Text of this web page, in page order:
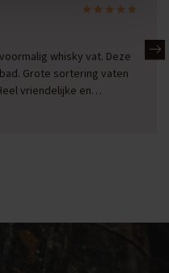
whisky vat. Deze
Grote sortering vaten
vriendelijke en